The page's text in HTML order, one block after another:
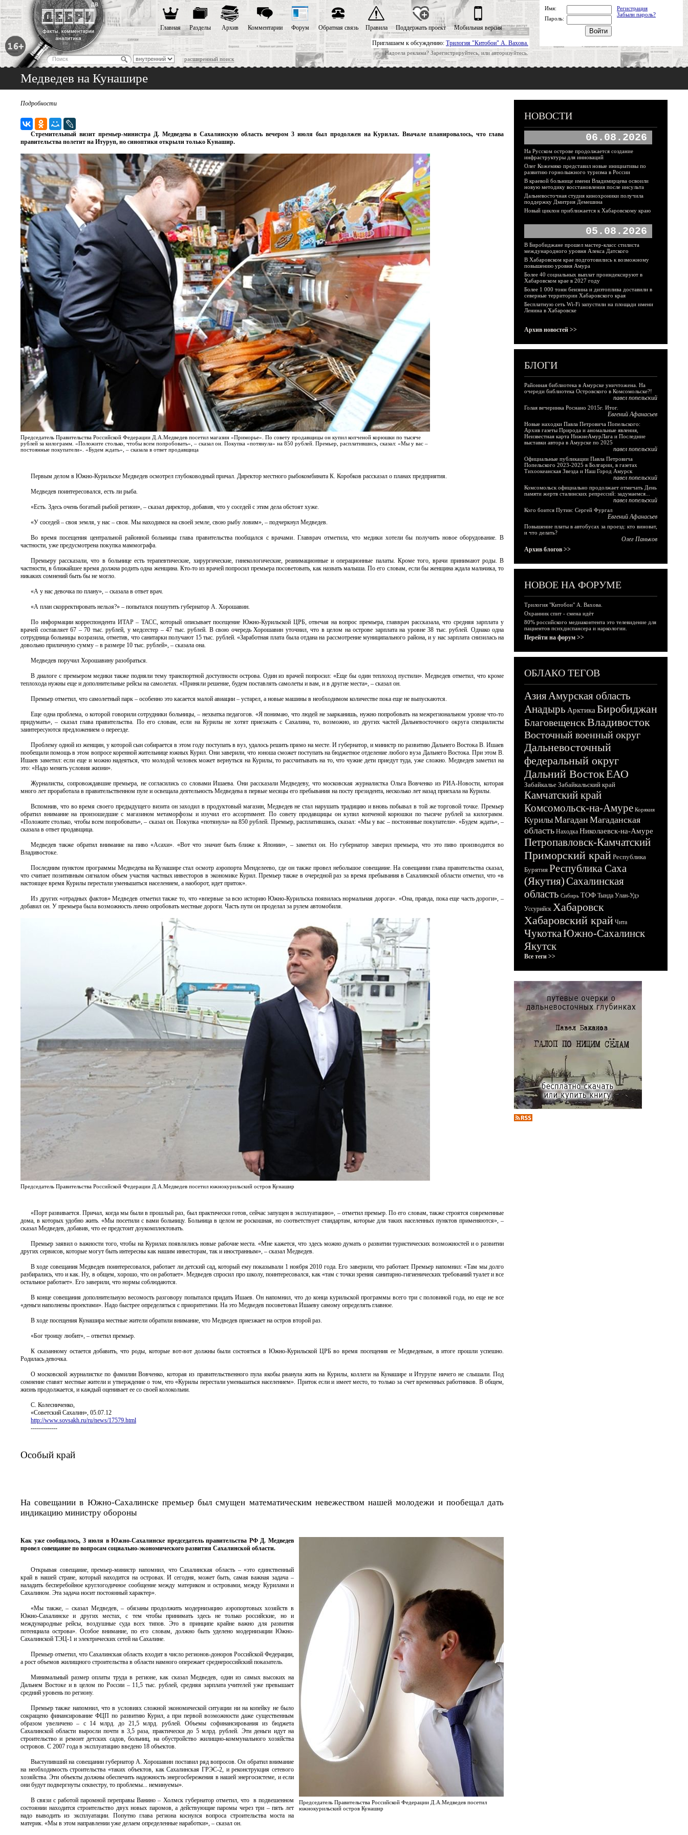
Приглашаем к обсуждению: Трилогия "Китобои" А. Вахова.
Надоела реклама? Зарегистрируйтесь, или авторизуйтесь.
расширенный поиск
Главная Разделы Архив Комментарии Форум Обратная связь Правила Поддержать проект Мобильная версия
Имя:
Регистрация
Забыли пароль?
Пароль:
Медведев на Кунашире
Подробности
Стремительный визит премьер-министра Д. Медведева в Сахалинскую область вечером 3 июля был продолжен на Курилах. Вначале планировалось, что глава
правительства полетит на Итуруп, но синоптики открыли только Кунашир.
Председатель Правительства Российской Федерации Д.А.Медведев посетил магазин «Приморье». По совету продавщицы он купил копченой корюшки по тысяче
рублей за килограмм. «Положите столько, чтобы всем попробовать», – сказал он. Покупка «потянула» на 850 рублей. Премьер, расплатившись, сказал: «Мы у вас –
постоянные покупатели». «Будем ждать», – сказала в ответ продавщица
Первым делом в Южно-Курильске Медведев осмотрел глубоководный причал. Директор местного рыбокомбината К. Коробков рассказал о планах предприятия.
Медведев поинтересовался, есть ли рыба.
«Есть. Здесь очень богатый рыбой регион», – сказал директор, добавив, что у соседей с этим дела обстоят хуже.
«У соседей – своя земля, у нас – своя. Мы находимся на своей земле, свою рыбу ловим», – подчеркнул Медведев.
Во время посещения центральной районной больницы глава правительства пообщался с врачами. Главврач отметила, что медики хотели бы получить новое оборудование. В
частности, уже предусмотрена покупка маммографа.
Премьеру рассказали, что в больнице есть терапевтические, хирургические, гинекологические, реанимационные и операционные палаты. Кроме того, врачи принимают роды. В
частности, в ближайшее время должна родить одна женщина. Кто-то из врачей попросил премьера посоветовать, как назвать малыша. По его словам, если бы женщина ждала мальчика, то
никаких сомнений быть бы не могло.
«А у нас девочка по плану», – сказала в ответ врач.
«А план скорректировать нельзя?» – попытался пошутить губернатор А. Хорошавин.
По информации корреспондента ИТАР – ТАСС, который описывает посещение Южно-Курильской ЦРБ, отвечая на вопрос премьера, главврач рассказала, что средняя зарплата у
врачей составляет 67 – 70 тыс. рублей, у медсестер – 47 тыс. рублей. В свою очередь Хорошавин уточнил, что в целом на острове зарплата на уровне 38 тыс. рублей. Однако одна
сотрудница больницы возразила, отметив, что санитарки получают 15 тыс. рублей. «Заработная плата была отдана на рассмотрение муниципального района, и у нас зарплата снизилась на
довольно приличную сумму – в размере 10 тыс. рублей», – сказала она.
Медведев поручил Хорошавину разобраться.
В диалоге с премьером медики также подняли тему транспортной доступности острова. Один из врачей попросил: «Еще бы один теплоход пустили». Медведев отметил, что кроме
теплохода нужны еще и дополнительные рейсы на самолетах. «Приняли решение, будем поставлять самолеты и вам, и в другие места», – сказал он.
Премьер отметил, что самолетный парк – особенно это касается малой авиации – устарел, а новые машины в необходимом количестве пока еще не выпускаются.
Еще одна проблема, о которой говорили сотрудники больницы, – нехватка педагогов. «Я понимаю, что людей не заарканишь, нужно попробовать на межрегиональном уровне что-то
придумать», – сказал глава правительства. По его словам, если на Курилы не хотят приезжать с Сахалина, то, возможно, из других частей Дальневосточного округа специалисты
заинтересуются предложением о переезде.
Проблему одной из женщин, у которой сын собирается в этом году поступать в вуз, удалось решить прямо на месте. И губернатор, и министр по развитию Дальнего Востока В. Ишаев
пообещали помощь в этом вопросе коренной жительнице южных Курил. Они заверили, что юноша сможет поступать на бюджетное отделение любого вуза Дальнего Востока. При этом В.
Ишаев заметил: если еще и можно надеяться, что молодой человек может вернуться на Курилы, то рассчитывать на то, что чужие дети приедут туда, уже сложно. Медведев заметил на
это: «Надо менять условия жизни».
Журналисты, сопровождавшие премьера, не согласились со словами Ишаева. Они рассказали Медведеву, что московская журналистка Ольга Вовченко из РИА-Новости, которая
много лет проработала в правительственном пуле и освещала деятельность Медведева в первые месяцы его пребывания на посту президента, несколько лет назад приехала на Курилы.
Вспомнив, что во время своего предыдущего визита он заходил в продуктовый магазин, Медведев не стал нарушать традицию и вновь побывал в той же торговой точке. Премьер
обратил внимание на произошедшие с магазином метаморфозы и изучил его ассортимент. По совету продавщицы он купил копченой корюшки по тысяче рублей за килограмм.
«Положите столько, чтобы всем попробовать», – сказал он. Покупка «потянула» на 850 рублей. Премьер, расплатившись, сказал: «Мы у вас – постоянные покупатели». «Будем ждать», –
сказала в ответ продавщица.
Медведев также обратил внимание на пиво «Асахи». «Вот что значит быть ближе к Японии», – заметил он. Но губернатор заверил премьера, что это пиво производится во
Владивостоке.
Последним пунктом программы Медведева на Кунашире стал осмотр аэропорта Менделеево, где он также провел небольшое совещание. На совещании глава правительства сказал,
что считает позитивным сигналом объем участия частных инвесторов в экономике Курил. Премьер также в очередной раз за время пребывания в Сахалинской области отметил, что «в
настоящее время Курилы перестали уменьшаться населением, а наоборот, идет приток».
Из других «отрадных фактов» Медведев отметил также то, что «впервые за всю историю Южно-Курильска появилась нормальная дорога». «Она, правда, пока еще часть дороги», –
добавил он. У премьера была возможность лично опробовать местные дороги. Часть пути он проделал за рулем автомобиля.
Председатель Правительства Российской Федерации Д.А.Медведев посетил южнокурильский остров Кунашир
«Порт развивается. Причал, когда мы были в прошлый раз, был практически готов, сейчас запущен в эксплуатацию», – отметил премьер. По его словам, также строятся современные
дома, в которых удобно жить. «Мы посетили с вами больницу. Больница в целом не роскошная, но соответствует стандартам, которые для таких населенных пунктов применяются», –
сказал Медведев, добавив, что ее предстоит доукомплектовать.
Премьер заявил о важности того, чтобы на Курилах появлялись новые рабочие места. «Мне кажется, что здесь можно думать о развитии туристических возможностей и о развитии
других сервисов, которые могут быть интересны как нашим инвесторам, так и иностранным», – сказал Медведев.
В ходе совещания Медведев поинтересовался, работает ли детский сад, который ему показывали 1 ноября 2010 года. Его заверили, что работает. Премьер напомнил: «Там мы долго
разбирались, что и как. Ну, в общем, хорошо, что он работает». Медведев спросил про школу, поинтересовался, как «там с точки зрения санитарно-гигиенических требований туалет и все
остальное работает». Его заверили, что нормы соблюдаются.
В конце совещания дополнительную весомость разговору попытался придать Ишаев. Он напомнил, что до конца курильской программы всего три с половиной года, но еще не все
«деньги наполнены проектами». Надо быстрее определяться с приоритетами. На это Медведев посоветовал Ишаеву самому определять главное.
В ходе посещения Кунашира местные жители обратили внимание, что Медведев приезжает на остров второй раз.
«Бог троицу любит», – ответил премьер.
К сказанному остается добавить, что роды, которые вот-вот должны были состояться в Южно-Курильской ЦРБ во время посещения ее Медведевым, в итоге прошли успешно.
Родилась девочка.
О московской журналистке по фамилии Вовченко, которая из правительственного пула якобы рванула жить на Курилы, коллеги на Кунашире и Итурупе ничего не слышали. Под
сомнение ставят местные жители и утверждение о том, что «Курилы перестали уменьшаться населением». Приток если и имеет место, то только за счет временных работников. В общем,
жизнь продолжается, и каждый оценивает ее со своей колокольни.
С. Колесниченко,
«Советский Сахалин», 05.07.12
http://www.sovsakh.ru/ru/news/17579.html
-------------
Особый край
На совещании в Южно-Сахалинске премьер был смущен математическим невежеством нашей молодежи и пообещал дать
индикацию министру обороны
Председатель Правительства Российской Федерации Д.А.Медведев посетил
южнокурильский остров Кунашир
Как уже сообщалось, 3 июля в Южно-Сахалинске председатель правительства РФ Д. Медведев
провел совещание по вопросам социально-экономического развития Сахалинской области.
Открывая совещание, премьер-министр напомнил, что Сахалинская область – «это единственный
край в нашей стране, который находится на островах. И сегодня, может быть, самая важная задача –
наладить бесперебойное круглогодичное сообщение между материком и островами, между Курилами и
Сахалином. Эта задача носит постоянный характер».
«Мы также, – сказал Медведев, – обязаны продолжить модернизацию аэропортовых хозяйств в
Южно-Сахалинске и других местах, с тем чтобы принимать здесь не только российские, но и
международные рейсы, воздушные суда всех типов. Это в принципе крайне важно для развития
потенциала острова». Особое внимание, по его словам, должно быть уделено модернизации Южно-
Сахалинской ТЭЦ-1 и электрических сетей на Сахалине.
Премьер отметил, что Сахалинская область входит в число регионов-доноров Российской Федерации,
а рост объемов жилищного строительства в области намного опережает среднероссийский показатель.
Минимальный размер оплаты труда в регионе, как сказал Медведев, один из самых высоких на
Дальнем Востоке и в целом по России – 11,5 тыс. рублей, средняя зарплата учителей уже превышает
средний уровень по региону.
Премьер также напомнил, что в условиях сложной экономической ситуации ни на копейку не было
сокращено финансирование ФЦП по развитию Курил, а при первой возможности даже существенным
образом увеличено – с 14 млрд. до 21,5 млрд. рублей. Объемы софинансирования из бюджета
Сахалинской области выросли почти в 3,5 раза, практически до 5 млрд. рублей. Эти деньги идут на
строительство и ремонт детских садов, больниц, на обустройство жилищно-коммунального хозяйства
островов. С 2007 года в эксплуатацию введено 18 объектов.
Выступивший на совещании губернатор А. Хорошавин поставил ряд вопросов. Он обратил внимание
на необходимость строительства «таких объектов, как Сахалинская ГРЭС-2, и реконструкция сетевого
хозяйства. Эти объекты должны обеспечить надежность энергосбережения в нашей энергосистеме, и если
они будут подвергнуты секвестру, то проблемы... неминуемы».
В связи с работой паромной переправы Ванино – Холмск губернатор отметил, что в подвешенном
состоянии находится строительство двух новых паромов, а действующие паромы через три – пять лет
надо выводить из эксплуатации. Попутно глава региона коснулся вопроса строительства моста на
материк. «Мы в этом направлении уже делаем определенные наработки», – сказал он.
НОВОСТИ
06.08.2026
На Русском острове продолжается создание
инфраструктуры для инноваций
Олег Кожемяко представил новые инициативы по
развитию горнолыжного туризма в России
В краевой больнице имени Владимирцева освоили
новую методику восстановления после инсульта
Дальневосточная студия кинохроники получила
поддержку Дмитрия Демешина
Новый циклон приближается к Хабаровскому краю
05.08.2026
В Биробиджане прошел мастер-класс стилиста
международного уровня Алекса Датского
В Хабаровском крае подготовились к возможному
повышению уровня Амура
Более 40 социальных выплат проиндексируют в
Хабаровском крае в 2027 году
Более 1 000 тонн бензина и дизтоплива доставили в
северные территории Хабаровского края
Бесплатную сеть Wi-Fi запустили на площади имени
Ленина в Хабаровске
Архив новостей >>
БЛОГИ
Районная библиотека в Амурске уничтожена. На
очереди библиотека Островского в Комсомольске?!
павел попельский
Голая вечеринка Роснано 2015г. Итог.
Евгений Афанасьев
Новые находки Павла Петровича Попельского:
Архив газеты Природа и аномальные явления,
Неизвестная карта НижнеАмурЛага и Последние
выставки автора в Амурске по 2025
павел попельский
Официальные публикации Павла Петровича
Попельского 2023-2025 в Болгарии, в газетах
Тихоокеанская Звезда и Наш Город Амурск
павел попельский
Комсомольск официально продолжает отмечать День
памяти жертв сталинских репрессий: задумаемся...
павел попельский
Кого боится Путин: Сергей Фургал
Евгений Афанасьев
Повышение платы в автобусах за проезд: кто виноват,
и что делать?
Олег Паньков
Архив блогов >>
НОВОЕ НА ФОРУМЕ
Трилогия "Китобои" А. Вахова.
Охранник спит - смена идёт
80% российского медиаконтента это телевидение для
пациентов психдиспансера и наркологии.
Перейти на форум >>
ОБЛАКО ТЕГОВ
АзияАмурская область
Анадырь Арктика Биробиджан
БлаговещенскВладивосток
Восточный военный округ
Дальневосточный
федеральный округ
Дальний ВостокЕАО
Забайкалье Забайкальский край
Камчатский край
Комсомольск-на-Амуре Корякия
КурилыМагадан Магаданская
область Находка Николаевск-на-Амуре
Петропавловск-Камчатский
Приморский край Республика
Бурятия Республика Саха
(Якутия)Сахалинская
область Сибирь ТОФ Тында Улан-Удэ
Уссурийск Хабаровск
Хабаровский край Чита
ЧукоткаЮжно-Сахалинск
Якутск
Все теги >>